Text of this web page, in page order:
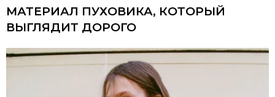
МАТЕРИАЛ ПУХОВИКА, КОТОРЫЙ
ВЫГЛЯДИТ ДОРОГО